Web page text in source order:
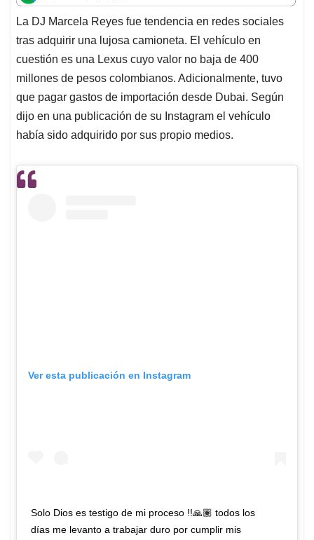
t
s
A
p
p
e
b
o
o
k
k
e
d
I
n
i
l
e
a
d
s
La DJ Marcela Reyes fue tendencia en redes sociales
tras adquirir una lujosa camioneta. El vehículo en
cuestión es una Lexus cuyo valor no baja de 400
millones de pesos colombianos. Adicionalmente, tuvo
que pagar gastos de importación desde Dubai. Según
dijo en una publicación de su Instagram el vehículo
había sido adquirido por sus propio medios.
Ver esta publicación en Instagram
Solo Dios es testigo de mi proceso !!🙏🏽 todos los
días me levanto a trabajar duro por cumplir mis